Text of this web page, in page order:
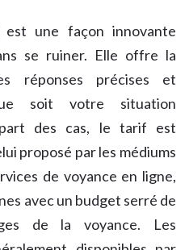
est une façon innovante
se ruiner. Elle offre la
réponses précises et
soit votre situation
des cas, le tarif est
proposé par les médiums
de voyance en ligne,
avec un budget serré de
de la voyance. Les